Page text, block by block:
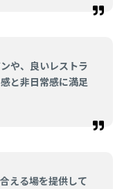
や、良いレストラ
と非日常感に満足
える場を提供して